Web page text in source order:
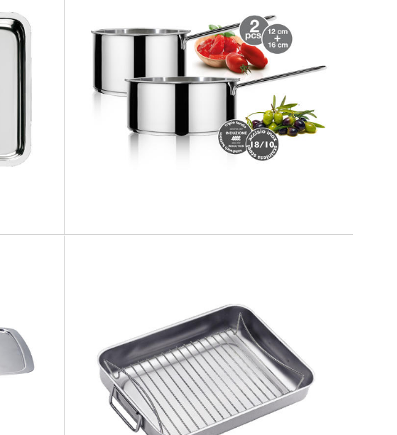
MILANO
Kit dello Chef
SMART GRILL DOPPIA
ALTEZZA
Teglia + griglia doppia altezza